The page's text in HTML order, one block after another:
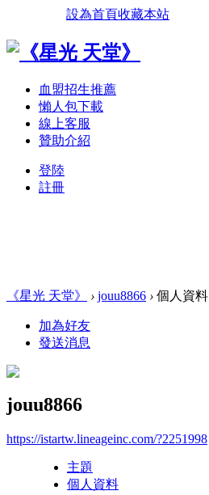
設為首頁收藏本站
血盟招生推薦
懶人包下載
線上客服
贊助介紹
登陸
註冊
《星光 天堂》 › jouu8866 › 個人資料
加為好友
發送消息
jouu8866
https://istartw.lineageinc.com/?2251998
主題
個人資料